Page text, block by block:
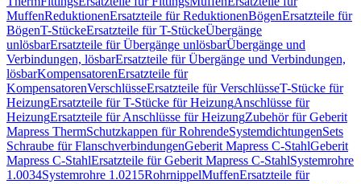
MuffenReduktionenErsatzteile für ReduktionenBögenErsatzteile für
BögenT-StückeErsatzteile für T-StückeÜbergänge
unlösbarErsatzteile für Übergänge unlösbarÜbergänge und
Verbindungen, lösbarErsatzteile für Übergänge und Verbindungen,
lösbarKompensatorenErsatzteile für
KompensatorenVerschlüsseErsatzteile für VerschlüsseT-Stücke für
HeizungErsatzteile für T-Stücke für HeizungAnschlüsse für
HeizungErsatzteile für Anschlüsse für HeizungZubehör für Geberit
Mapress ThermSchutzkappen für RohrendeSystemdichtungenSets
Schraube für FlanschverbindungenGeberit Mapress C-StahlGeberit
Mapress C-StahlErsatzteile für Geberit Mapress C-StahlSystemrohre
1.0034Systemrohre 1.0215RohrnippelMuffenErsatzteile für